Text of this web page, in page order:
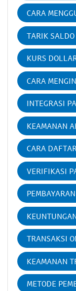
CARA
TARIK SALDO
KURS
CARA
INTEGRASI
KEAMANAN
CARA
VERIFIKASI
TRANSAKSI
KEAMANAN
METODE